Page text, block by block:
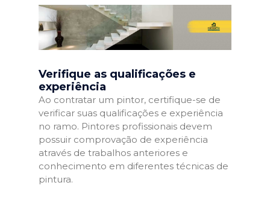
Verifique as qualificações e
experiência
Ao contratar um pintor, certifique-se de
verificar suas qualificações e experiência
no ramo. Pintores profissionais devem
possuir comprovação de experiência
através de trabalhos anteriores e
conhecimento em diferentes técnicas de
pintura.